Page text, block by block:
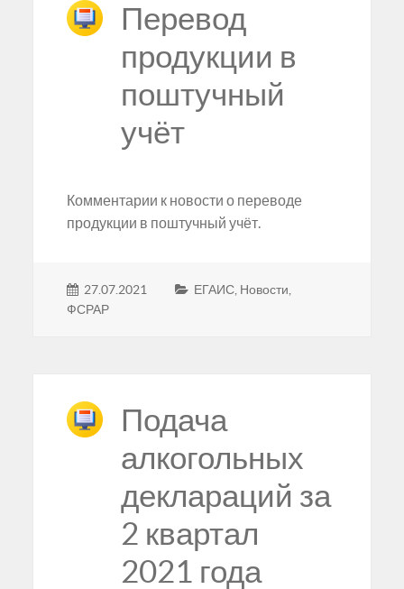
Перевод
продукции в
поштучный
учёт
Комментарии к новости о переводе
продукции в поштучный учёт.
27.07.2021 ЕГАИС, Новости
ФСРАР
Подача
алкогольных
деклараций за
2 квартал
2021 года